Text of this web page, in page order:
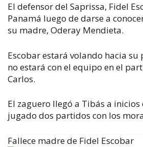
El defensor del Saprissa, Fidel
Panamá luego de darse a
su madre, Oderay Mendieta.
Escobar estará volando hacia su
no estará con el equipo en el
Carlos.
El zaguero llegó a Tibás a
jugado dos partidos con los
Fallece madre de Fidel Escobar